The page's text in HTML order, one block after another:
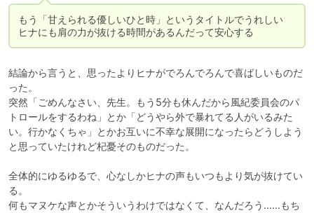
もう「甘えられる優しいひと時」というタイトルでうれしい
ヒナにも肩の力が抜ける時間があるんだって安心する
結論から言うと、思ったよりヒナがでろんでろんで喜ばしいものだ
った。
突然「ごめんなさい、先生。もう5分も休んだから風紀委員会のパ
トロールをするわね」とか「どうやら外で暴れてる人がいるみた
い。行かなくちゃ」とかお互いに不幸な展開になったらどうしよう
と思っていたけれど杞憂そのものだった。
全体的にゆるゆるで、心なしかヒナの声もいつもより気が抜けてい
る。
何もマヌケな声とかそういうわけではなくて、なんだろう……もち